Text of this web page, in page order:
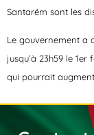
Santarém sont les
Le gouvernement a
jusqu’à 23h59 le
qui pourrait